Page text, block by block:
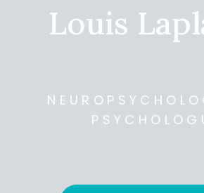
Louis Lapl